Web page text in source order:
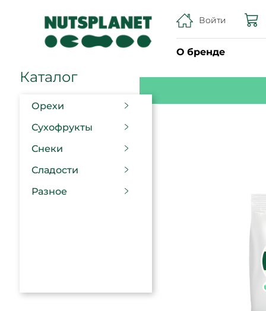
Войти
О бренде
Каталог
Орехи
Сухофрукты
Снеки
Сладости
Разное